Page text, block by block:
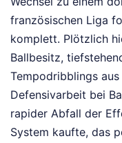
französischen Liga
komplett. Plötzlich
Ballbesitz,
Tempodribblings
Defensivarbeit bei
rapider Abfall der
System kaufte, das